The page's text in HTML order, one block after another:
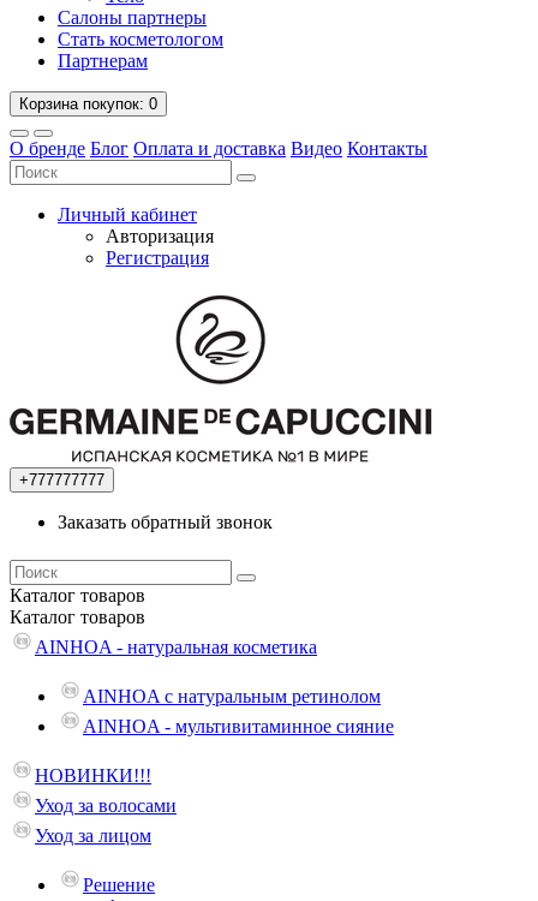
Салоны партнеры
Стать косметологом
Партнерам
Корзинапокупок: 0
О бренде Блог Оплата и доставка Видео Контакты
Личный кабинет
Авторизация
Регистрация
+777777777
Заказать обратный звонок
Каталог товаров
Каталог товаров
AINHOA - натуральная косметика
AINHOA с натуральным ретинолом
AINHOA - мультивитаминное сияние
НОВИНКИ!!!
Уход за волосами
Уход за лицом
Решение